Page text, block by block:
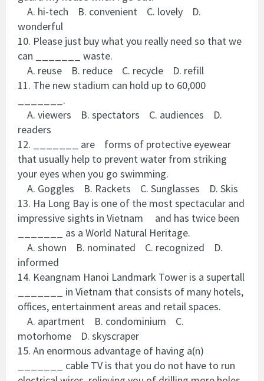
A. hi-tech B. convenient C. lovely D.
wonderful
10. Please just buy what you really need so that we
can _______ waste.
A. reuse B. reduce C. recycle D. refill
11. The new stadium can hold up to 60,000
_______.
A. viewers B. spectators C. audiences D.
readers
12. _______ are forms of protective eyewear
that usually help to prevent water from striking
your eyes when you go swimming.
A. Goggles B. Rackets C. Sunglasses D. Skis
13. Ha Long Bay is one of the most spectacular and
impressive sights in Vietnam and has twice been
_______ as a World Natural Heritage.
A. shown B. nominated C. recognized D.
informed
14. Keangnam Hanoi Landmark Tower is a supertall
_______ in Vietnam that consists of many hotels,
offices, entertainment areas and retail spaces.
A. apartment B. condominium C.
motorhome D. skyscraper
15. An enormous advantage of having a(n)
_______ cable TV is that you do not have to run